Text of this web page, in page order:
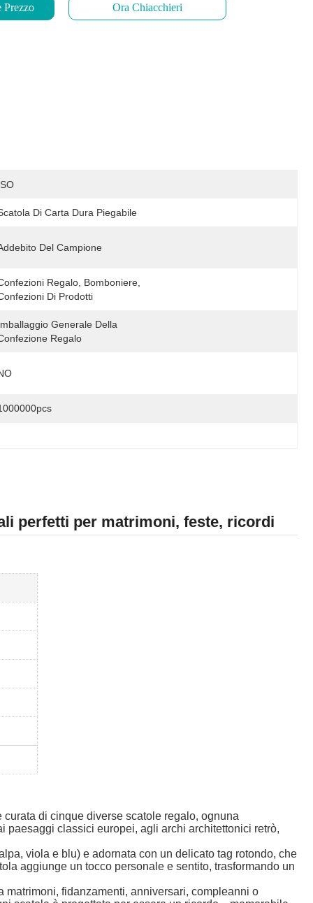
Prezzo Ora Chiacchieri
Di Carta Dura Piegabile
Del Campione
Regalo, Bomboniere,
Di Prodotti
Generale Della
Regalo
perfetti per matrimoni, feste, ricordi
di cinque diverse scatole regalo, ognuna
paesaggi classici europei, agli archi architettonici retrò,
viola e blu) e adornata con un delicato tag rotondo, che
aggiunge un tocco personale e sentito, trasformando un
matrimoni, fidanzamenti, anniversari, compleanni o